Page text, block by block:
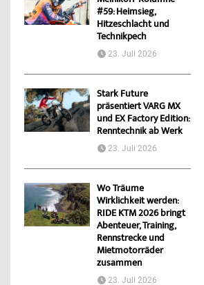
#59: Heimsieg,
Hitzeschlacht und
Technikpech
23. Juli 2026
Stark Future
präsentiert VARG MX
und EX Factory Edition:
Renntechnik ab Werk
23. Juli 2026
Wo Träume
Wirklichkeit werden:
RIDE KTM 2026 bringt
Abenteuer, Training,
Rennstrecke und
Mietmotorräder
zusammen
23. Juli 2026